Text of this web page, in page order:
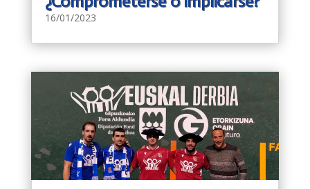
16/01/2023